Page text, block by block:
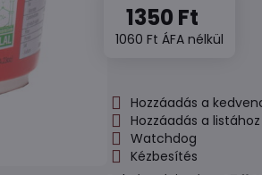
1350 Ft
1060 Ft ÁFA nélkül
Hozzáadás a
Hozzáadás a listához
Watchdog
Kézbesítés